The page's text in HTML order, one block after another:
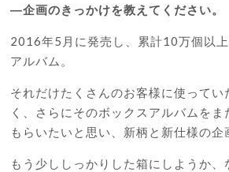
―企画のきっかけを教えてください。
2016年5 月に発売し、累計10万個以
アルバム。
それだけたくさんのお客様に使ってい
く、さらにそのボックスアルバムを
もらいたいと思い、新柄と新仕様の企
もう少ししっかりした箱にしようか、